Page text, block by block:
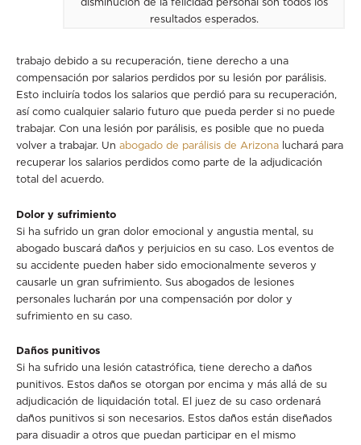
resultados esperados.
trabajo debido a su recuperación, tiene derecho a una
compensación por salarios perdidos por su lesión por parálisis.
Esto incluiría todos los salarios que perdió para su recuperación,
así como cualquier salario futuro que pueda perder si no puede
trabajar. Con una lesión por parálisis, es posible que no pueda
volver a trabajar. Un abogado de parálisis de Arizona luchará para
recuperar los salarios perdidos como parte de la adjudicación
total del acuerdo.
Dolor y sufrimiento
Si ha sufrido un gran dolor emocional y angustia mental, su
abogado buscará daños y perjuicios en su caso. Los eventos de
su accidente pueden haber sido emocionalmente severos y
causarle un gran sufrimiento. Sus abogados de lesiones
personales lucharán por una compensación por dolor y
sufrimiento en su caso.
Daños punitivos
Si ha sufrido una lesión catastrófica, tiene derecho a daños
punitivos. Estos daños se otorgan por encima y más allá de su
adjudicación de liquidación total. El juez de su caso ordenará
daños punitivos si son necesarios. Estos daños están diseñados
para disuadir a otros que puedan participar en el mismo